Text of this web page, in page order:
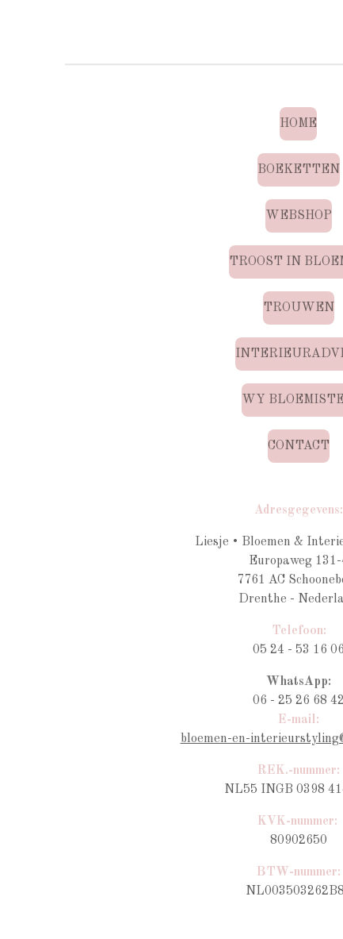
HOME
BOEKETTEN
WEBSHOP
TROOST IN
TROUWEN
WY
CONTACT
Adresgegevens:
Liesje • Bloemen &
Europaweg 131-
7761 AC
Drenthe -
Telefoon:
05 24 - 53 16 06
WhatsApp:
06 - 25 26 68 42
E-mail:
bloemen-en-
REK.-nummer:
NL55 INGB 0398
KVK-nummer:
80902650
BTW-nummer: